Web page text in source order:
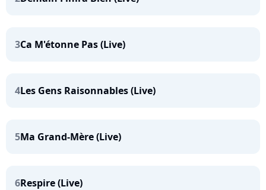
3Ca M'étonne Pas (Live)
4Les Gens Raisonnables (Live)
5Ma Grand-Mère (Live)
6Respire (Live)